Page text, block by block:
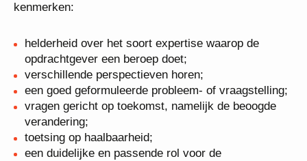
kenmerken:
helderheid over het soort expertise waarop de
opdrachtgever een beroep doet;
verschillende perspectieven horen;
een goed geformuleerde probleem- of vraagstelling;
vragen gericht op toekomst, namelijk de beoogde
verandering;
toetsing op haalbaarheid;
een duidelijke en passende rol voor de